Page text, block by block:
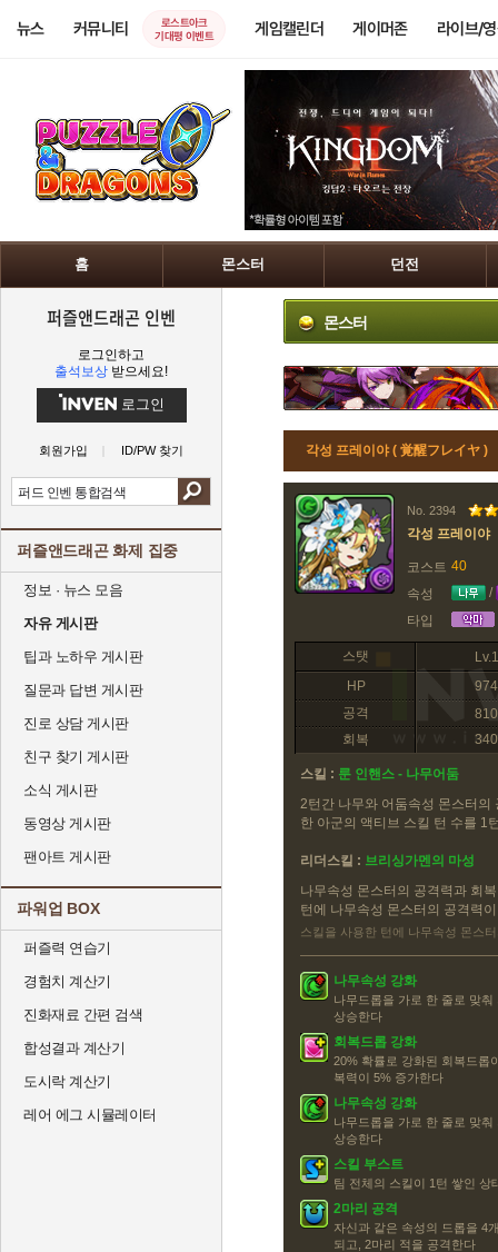
뉴스 커뮤니티
로스트아크
기대평 이벤트
게임캘린더 게이머존 라이브/
홈 몬스터 던전
퍼즐앤드래곤 인벤
로그인하고
출석보상 받으세요!
로그인
회원가입 ID/PW 찾기
퍼즐앤드래곤 화제 집중
정보 · 뉴스 모음
자유 게시판
팁과 노하우 게시판
질문과 답변 게시판
진로 상담 게시판
친구 찾기 게시판
소식 게시판
동영상 게시판
팬아트 게시판
파워업 BOX
퍼즐력 연습기
경험치 계산기
진화재료 간편 검색
합성결과 계산기
도시락 계산기
레어 에그 시뮬레이터
몬스터
각성 프레이야 ( 覚醒フレイヤ )
No. 2394
각성 프레이야
코스트 40
속성
/
타입
스탯
Lv.1
HP
974
공격
810
회복
340
스킬 : 룬 인핸스 - 나무어둠
2턴간 나무와 어둠속성 몬스터의
한 아군의 액티브 스킬 턴 수를 1
리더스킬 : 브리싱가멘의 마성
나무속성 몬스터의 공격력과 회
턴에 나무속성 몬스터의 공격력
스킬을 사용한 턴에 나무속성 몬스
나무속성 강화
나무드롭을 가로 한 줄로 맞
상승한다
회복드롭 강화
20% 확률로 강화된 회복드롭
복력이 5% 증가한다
나무속성 강화
나무드롭을 가로 한 줄로 맞
상승한다
스킬 부스트
팀 전체의 스킬이 1턴 쌓인 상
2마리 공격
자신과 같은 속성의 드롭을 4
되고, 2마리 적을 공격한다